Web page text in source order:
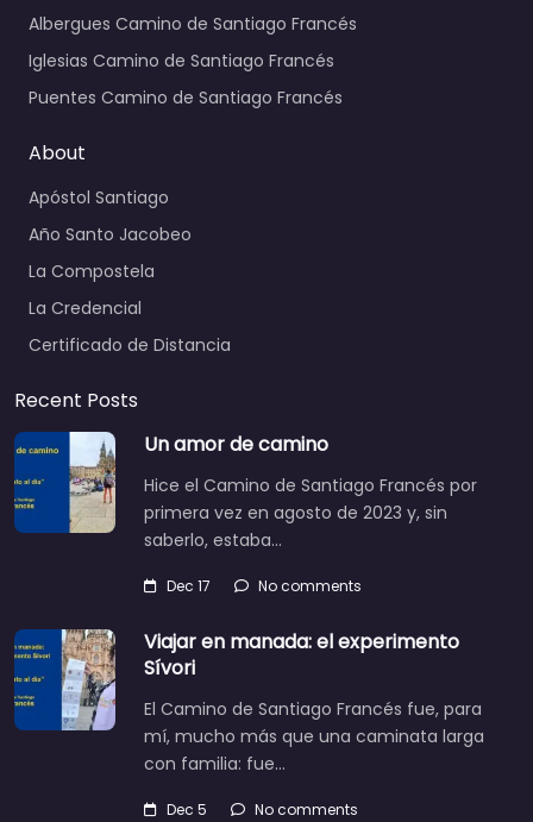
Albergues Camino de Santiago Francés
Iglesias Camino de Santiago Francés
Puentes Camino de Santiago Francés
About
Apóstol Santiago
Año Santo Jacobeo
La Compostela
La Credencial
Certificado de Distancia
Recent Posts
Un amor de camino
Hice el Camino de Santiago Francés por
primera vez en agosto de 2023 y, sin
saberlo, estaba…
Dec 17 No comments
Viajar en manada: el experimento
Sívori
El Camino de Santiago Francés fue, para
mí, mucho más que una caminata larga
con familia: fue…
Dec 5 No comments